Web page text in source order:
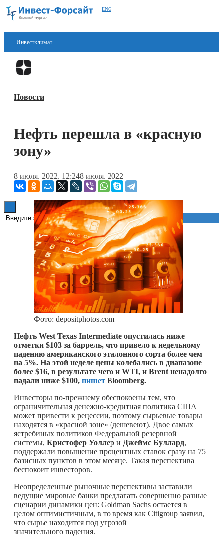
ENG
Инвестклимат
Финансы
Блокчейн
Технологии
Книги
Новости
Нефть перешла в «красную
зону»
8 июля, 2022, 12:248 июля, 2022
Фото: depositphotos.com
Нефть West Texas Intermediate опустилась ниже
отметки $103 за баррель, что привело к недельному
падению американского эталонного сорта более чем
на 5%. На этой неделе цены колебались в диапазоне
более $16, в результате чего и WTI, и Brent ненадолго
падали ниже $100, пишет Bloomberg.
Инвесторы по-прежнему обеспокоены тем, что
ограничительная денежно-кредитная политика США
может привести к рецессии, поэтому сырьевые товары
находятся в «красной зоне» (дешевеют). Двое самых
ястребиных политиков Федеральной резервной
системы, Кристофер Уоллер и Джеймс Буллард,
поддержали повышение процентных ставок сразу на 75
базисных пунктов в этом месяце. Такая перспектива
беспокоит инвесторов.
Неопределенные рыночные перспективы заставили
ведущие мировые банки предлагать совершенно разные
сценарии динамики цен: Goldman Sachs остается в
целом оптимистичным, в то время как Citigroup заявил,
что сырье находится под угрозой
значительного падения.